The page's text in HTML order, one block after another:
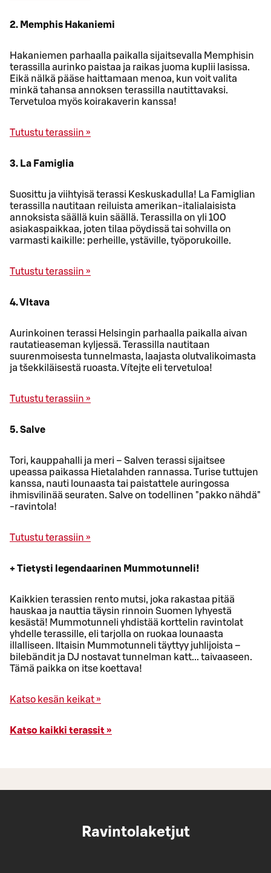
2. Memphis Hakaniemi
Hakaniemen parhaalla paikalla sijaitsevalla Memphisin
terassilla aurinko paistaa ja raikas juoma kuplii lasissa.
Eikä nälkä pääse haittamaan menoa, kun voit valita
minkä tahansa annoksen terassilla nautittavaksi.
Tervetuloa myös koirakaverin kanssa!
Tutustu terassiin »
3. La Famiglia
Suosittu ja viihtyisä terassi Keskuskadulla! La Famiglian
terassilla nautitaan reiluista amerikan-italialaisista
annoksista säällä kuin säällä. Terassilla on yli 100
asiakaspaikkaa, joten tilaa pöydissä tai sohvilla on
varmasti kaikille: perheille, ystäville, työporukoille.
Tutustu terassiin »
4. Vltava
Aurinkoinen terassi Helsingin parhaalla paikalla aivan
rautatieaseman kyljessä. Terassilla nautitaan
suurenmoisesta tunnelmasta, laajasta olutvalikoimasta
ja tšekkiläisestä ruoasta. Vítejte eli tervetuloa!
Tutustu terassiin »
5. Salve
Tori, kauppahalli ja meri – Salven terassi sijaitsee
upeassa paikassa Hietalahden rannassa. Turise tuttujen
kanssa, nauti lounaasta tai paistattele auringossa
ihmisvilinää seuraten. Salve on todellinen "pakko nähdä"
-ravintola!
Tutustu terassiin »
+ Tietysti legendaarinen Mummotunneli!
Kaikkien terassien rento mutsi, joka rakastaa pitää
hauskaa ja nauttia täysin rinnoin Suomen lyhyestä
kesästä! Mummotunneli yhdistää korttelin ravintolat
yhdelle terassille, eli tarjolla on ruokaa lounaasta
illalliseen. Iltaisin Mummotunneli täyttyy juhlijoista –
bilebändit ja DJ nostavat tunnelman katt... taivaaseen.
Tämä paikka on itse koettava!
Katso kesän keikat »
Katso kaikki terassit »
Ravintolaketjut